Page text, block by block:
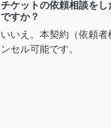
チケットの依頼相談を
ですか？
いいえ。本契約（依頼
ンセル可能です。